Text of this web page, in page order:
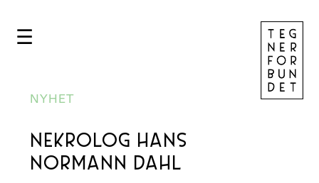
☰
NYHET
NEKROLOG HANS
NORMANN DAHL